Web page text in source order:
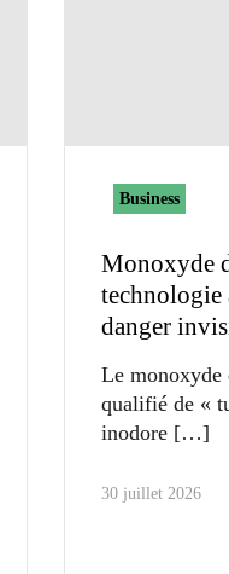
Business
Monoxyde
technologie
danger
Le monoxyde
qualifié de «
inodore
30 juillet 2026